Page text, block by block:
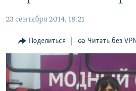
главной
навигации
Вернутся
поиску
11 ЛЕТ ОККУПАЦИИ КРЫМА. 11
ЕЩЕ
ИНТЕРАКТИВ
ТЕЛЕПРОЕКТ КРЫМ.РЕАЛИИ
РАДІО СВОБОДА
КАК ОБОЙТИ БЛОКИРОВКУ
Українською
23 сентября 2014, 18:21
Поделиться Читать без VPN